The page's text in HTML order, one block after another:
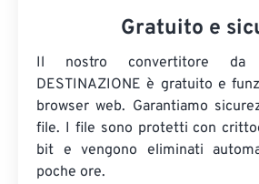
Gratuito e
Il nostro convertitore da
DESTINAZIONE è gratuito e
browser web. Garantiamo
file. I file sono protetti con
bit e vengono eliminati
poche ore.